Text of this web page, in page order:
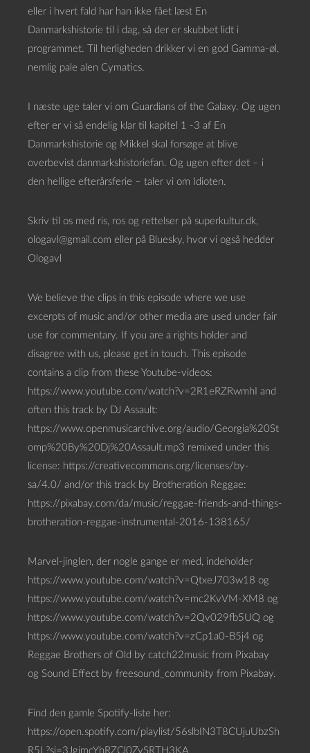
eller i hvert fald har han ikke fået læst En
Danmarkshistorie til i dag, så der er skubbet lidt i
programmet. Til herligheden drikker vi en god Gamma-øl,
nemlig pale alen Cymatics.
I næste uge taler vi om Guardians of the Galaxy. Og ugen
efter er vi så endelig klar til kapitel 1 -3 af En
Danmarkshistorie og Mikkel skal forsøge at blive
overbevist danmarkshistoriefan. Og ugen efter det – i
den hellige efterårsferie – taler vi om Idioten.
Skriv til os med ris, ros og rettelser på superkultur.dk,
ologavl@gmail.com eller på Bluesky, hvor vi også hedder
Ologavl
We believe the clips in this episode where we use
excerpts of music and/or other media are used under fair
use for commentary. If you are a rights holder and
disagree with us, please get in touch. This episode
contains a clip from these Youtube-videos:
https://www.youtube.com/watch?v=2R1eRZRwmhI and
often this track by DJ Assault:
https://www.openmusicarchive.org/audio/Georgia%20St
omp%20By%20Dj%20Assault.mp3 remixed under this
license: https://creativecommons.org/licenses/by-
sa/4.0/ and/or this track by Brotheration Reggae:
https://pixabay.com/da/music/reggae-friends-and-things-
brotheration-reggae-instrumental-2016-138165/
Marvel-jinglen, der nogle gange er med, indeholder
https://www.youtube.com/watch?v=QtxeJ703w18 og
https://www.youtube.com/watch?v=mc2KvVM-XM8 og
https://www.youtube.com/watch?v=2Qv029fb5UQ og
https://www.youtube.com/watch?v=zCp1a0-B5j4 og
Reggae Brothers of Old by catch22music from Pixabay
og Sound Effect by freesound_community from Pixabay.
Find den gamle Spotify-liste her:
https://open.spotify.com/playlist/56slbIN3T8CUjuUbzSh
R5L?si=3JgimcYhRZCl0ZySRTH3KA